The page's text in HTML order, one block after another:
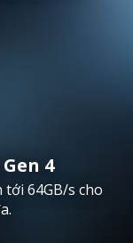
4
tới 64GB/s cho